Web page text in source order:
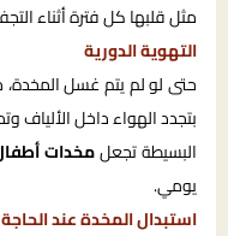
مثل قلبها كل فترة أثناء
التهوية الدورية
حتى لو لم يتم غسل المخدة،
بتجدد الهواء داخل الألياف
البسيطة تجعلمخدات
يومي.
استبدال المخدة عند الحاجة